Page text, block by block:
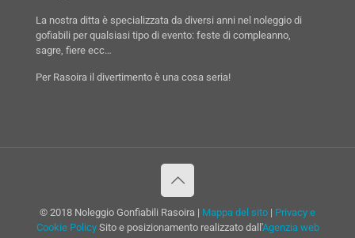
La nostra ditta è specializzata da diversi anni nel noleggio di
gofiabili per qualsiasi tipo di evento: feste di compleanno,
sagre, fiere ecc…
Per Rasoira il divertimento è una cosa seria!
© 2018 Noleggio Gonfiabili Rasoira | Mappa del sito | Privacy e
Cookie PolicySito e posizionamento realizzato dall'Agenzia web